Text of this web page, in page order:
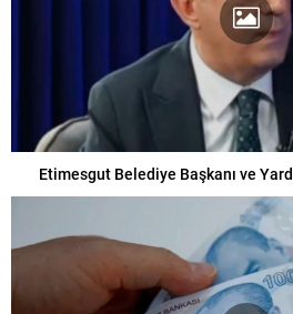
Etimesgut Belediye Başkanı ve